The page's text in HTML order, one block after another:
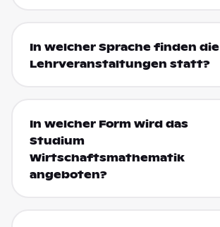
In welcher Sprache finden die
Lehrveranstaltungen statt?
In welcher Form wird das
Studium
Wirtschaftsmathematik
angeboten?